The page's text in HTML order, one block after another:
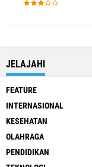
JELAJAHI
FEATURE
INTERNASIONAL
KESEHATAN
OLAHRAGA
PENDIDIKAN